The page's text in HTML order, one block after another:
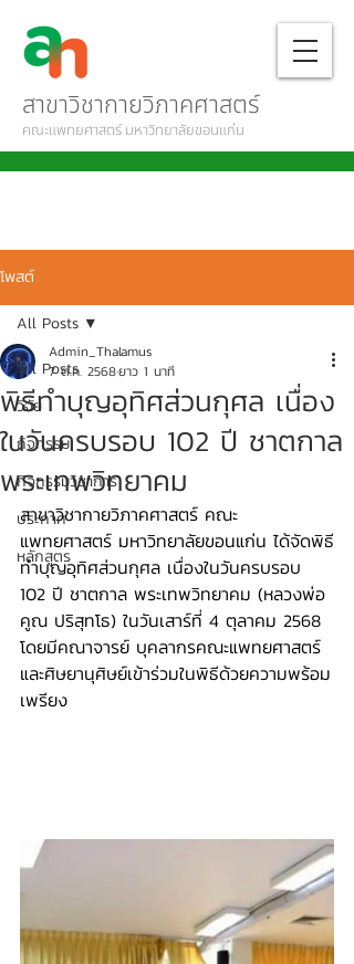
สาขาวิชากายวิภาคศาสตร์
คณะแพทยศาสตร์ มหาวิทยาลัยขอนแก่น
โพสต์
All Posts
วิจัย
กิจกรรม
กิจกรรมวิชาการ
ประกาศ
หลักสูตร
All Posts
พิธีทำบุญอุทิศส่วนกุศล เนื่อง
ในวันครบรอบ 102 ปี ชาตกาล
พระเทพวิทยาคม
Admin_Thalamus
7 ต.ค. 2568ยาว 1 นาที
สาขาวิชากายวิภาคศาสตร์ คณะ
แพทยศาสตร์ มหาวิทยาลัยขอนแก่น ได้จัดพิธี
ทำบุญอุทิศส่วนกุศล เนื่องในวันครบรอบ
102 ปี ชาตกาล พระเทพวิทยาคม (หลวงพ่อ
คูณ ปริสุทโธ) ในวันเสาร์ที่ 4 ตุลาคม 2568
โดยมีคณาจารย์ บุคลากรคณะแพทยศาสตร์
และศิษยานุศิษย์เข้าร่วมในพิธีด้วยความพร้อม
เพรียง